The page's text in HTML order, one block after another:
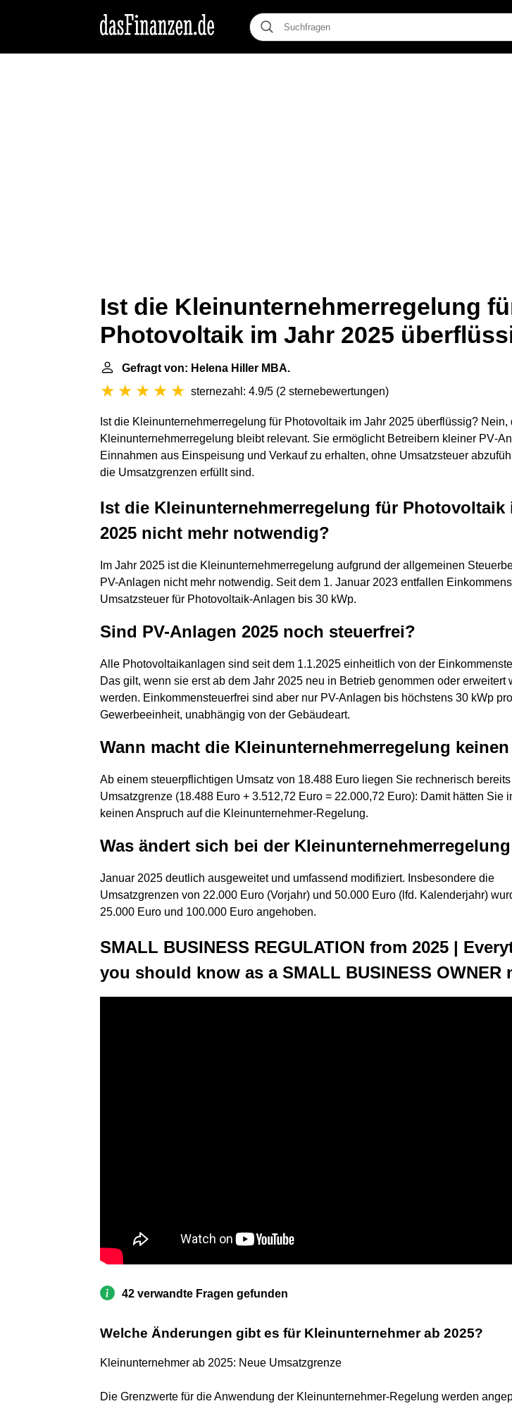
Ist die Kleinunternehmerregelung
Photovoltaik im Jahr 2025
Gefragt von: Helena Hiller MBA.
sternezahl: 4.9/5 (2 sternebewertungen)
Ist die Kleinunternehmerregelung für Photovoltaik im Jahr 2025 überflüssig? Nein,
Kleinunternehmerregelung bleibt relevant. Sie ermöglicht Betreibern kleiner
Einnahmen aus Einspeisung und Verkauf zu erhalten, ohne Umsatzsteuer
die Umsatzgrenzen erfüllt sind.
Ist die Kleinunternehmerregelung für Photovoltaik
2025 nicht mehr notwendig?
Im Jahr 2025 ist die Kleinunternehmerregelung aufgrund der allgemeinen
PV-Anlagen nicht mehr notwendig. Seit dem 1. Januar 2023 entfallen
Umsatzsteuer für Photovoltaik-Anlagen bis 30 kWp.
Sind PV-Anlagen 2025 noch steuerfrei?
Alle Photovoltaikanlagen sind seit dem 1.1.2025 einheitlich von der
Das gilt, wenn sie erst ab dem Jahr 2025 neu in Betrieb genommen oder erweitert
werden. Einkommensteuerfrei sind aber nur PV-Anlagen bis höchstens 30 kWp
Gewerbeeinheit, unabhängig von der Gebäudeart.
Wann macht die Kleinunternehmerregelung
Ab einem steuerpflichtigen Umsatz von 18.488 Euro liegen Sie rechnerisch
Umsatzgrenze (18.488 Euro + 3.512,72 Euro = 22.000,72 Euro): Damit hätten Sie
keinen Anspruch auf die Kleinunternehmer-Regelung.
Was ändert sich bei der Kleinunternehmerregelung
Januar 2025 deutlich ausgeweitet und umfassend modifiziert. Insbesondere die
Umsatzgrenzen von 22.000 Euro (Vorjahr) und 50.000 Euro (lfd. Kalenderjahr)
25.000 Euro und 100.000 Euro angehoben.
SMALL BUSINESS REGULATION from 2025 |
you should know as a SMALL BUSINESS OWNER
42 verwandte Fragen gefunden
Welche Änderungen gibt es für Kleinunternehmer ab 2025?
Kleinunternehmer ab 2025: Neue Umsatzgrenze
Die Grenzwerte für die Anwendung der Kleinunternehmer-Regelung werden